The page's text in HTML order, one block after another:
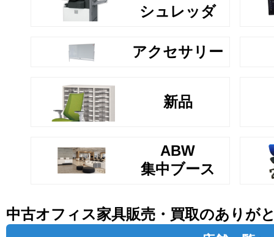
シュレッダ
アクセサリー
新品
ABW
集中ブース
中古オフィス家具販売・買取のありが